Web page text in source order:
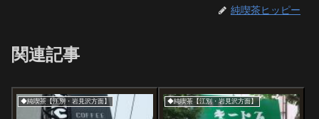
純喫茶ヒッピー
関連記事
◆純喫茶【江別・岩見沢方面】 ◆純喫茶【江別・岩見沢方面】